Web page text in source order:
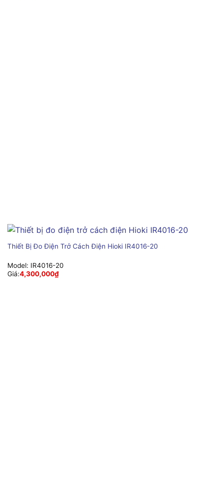
Thiết Bị Đo Điện Trở Cách Điện Hioki IR4016-20
Model: IR4016-20
Giá:4,300,000₫